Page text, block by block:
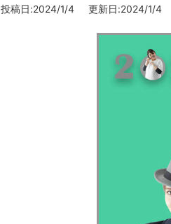
投稿日:2024/1/4 更新日:2024/1/4